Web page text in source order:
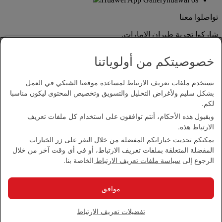
تواصلوا معنا
شاركوا تجربة طيران الإمارات.
بيان إمكانية الدخول
اتصل بنا
سياسة الخصوصية
الشروط والأحكام
سياسة ملفات تعريف الارتباط
بيان الشفافية بموجب قانون مكافحة العبودية الحديثة
خصوصيتكم من أولوياتنا
نستخدم ملفات تعريف الارتباط لمساعدة موقعنا الشبكي في العمل
بشكل سليم ولأغراض التحليل والتسويق وتخصيص المحتوى ليكون مناسبا
لكم.
وبقبول هذه الأحكام، أنتم توافقون على استخدام كل ملفات تعريف
الارتباط هذه.
يمكنكم تحديث خياراتكم المفضلة من خلال النقر على زر الخيارات
المفضلة المتعلقة بملفات تعريف الارتباط، أو في أي وقت آخر من خلال
الرجوع إلى سياسة ملفات تعريف الارتباط الخاصة بنا.
تفضيلات تعريف الارتباط
موافق